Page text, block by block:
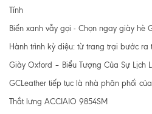
Tính
Biển xanh vẫy gọi - Chọn ngay giày hè
Hành trình kỳ diệu: từ trang trại bước ra
Giày Oxford – Biểu Tượng Của Sự Lịch
GCLeather tiếp tục là nhà phân phối
Thắt lưng ACCIAIO 9854SM